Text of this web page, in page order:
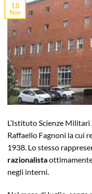
18
Nov
L’Istituto Scienze
Raffaello Fagnoni la cui
1938. Lo stesso
razionalista
negli interni.